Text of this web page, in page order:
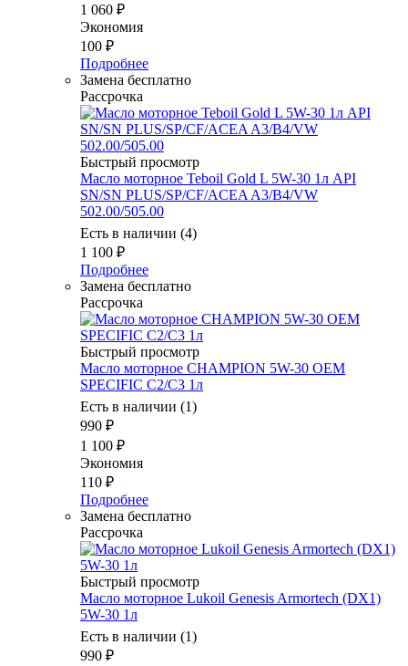
1 060 ₽
Экономия
100 ₽
Подробнее
Замена бесплатно
Рассрочка
Быстрый просмотр
Масло мотоpное Teboil Gold L 5W-30 1л API
SN/SN PLUS/SP/CF/ACEA A3/B4/VW
502.00/505.00
Есть в наличии (4)
1 100 ₽
Подробнее
Замена бесплатно
Рассрочка
Быстрый просмотр
Масло моторное CHAMPION 5W-30 OEM
SPECIFIC C2/C3 1л
Есть в наличии (1)
990 ₽
1 100 ₽
Экономия
110 ₽
Подробнее
Замена бесплатно
Рассрочка
Быстрый просмотр
Масло моторное Lukoil Genesis Armortech (DX1)
5W-30 1л
Есть в наличии (1)
990 ₽